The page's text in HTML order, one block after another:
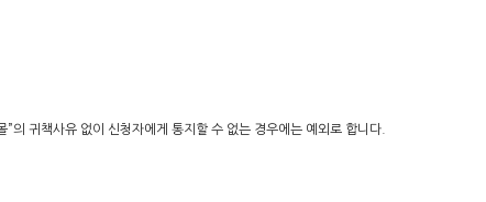
귀책사유 없이 신청자에게 통지할 수 없는 경우에는 예외로 합니다.